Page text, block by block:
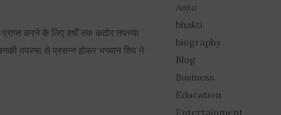
प्राप्त करने के लिए वर्षों तक कठोर तपस्या
तपस्या से प्रसन्न होकर भगवान शिव ने
Auto
bhakti
biography
Blog
Business
Education
Entertainment